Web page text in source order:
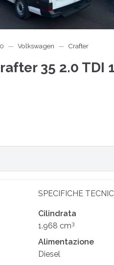
Volkswagen Crafter
35 2.0 TDI
SPECIFICHE
Cilindrata
1.968 cm3
Alimentazione
Diesel